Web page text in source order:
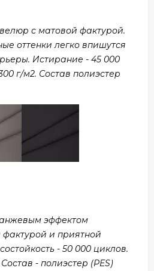
с матовой фактурой.
оттенки легко впишутся
Истирание - 45 000
г/м2. Состав полиэстер
эффектом
и приятной
- 50 000 циклов.
- полиэстер (PES)